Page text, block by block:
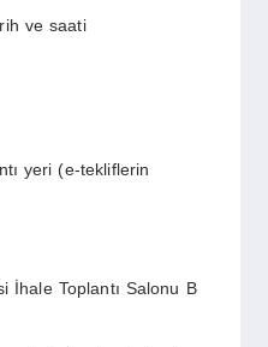
ve saati
yeri (e-tekliflerin
İhale Toplantı Salonu B